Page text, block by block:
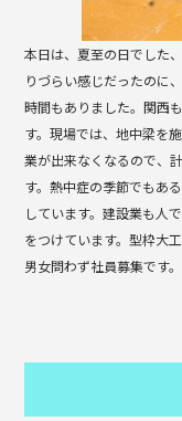
本日は、夏至の日でした
りづらい感じだったのに
時間もありました。関西
す。現場では、地中梁を
業が出来なくなるので、
す。熱中症の季節でもあ
しています。建設業も人
をつけています。型枠大
男女問わず社員募集です。